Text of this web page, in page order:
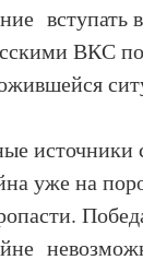
вступать
ВКС
источники
уже на